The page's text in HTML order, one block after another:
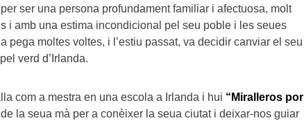
ser una persona profundament familiar i afectuosa, molt
i amb una estima incondicional pel seu poble i les seues
pega moltes voltes, i l’estiu passat, va decidir canviar el seu
verd d’Irlanda.
com a mestra en una escola a Irlanda i hui “Miralleros por
la seua mà per a conèixer la seua ciutat i deixar-nos guiar